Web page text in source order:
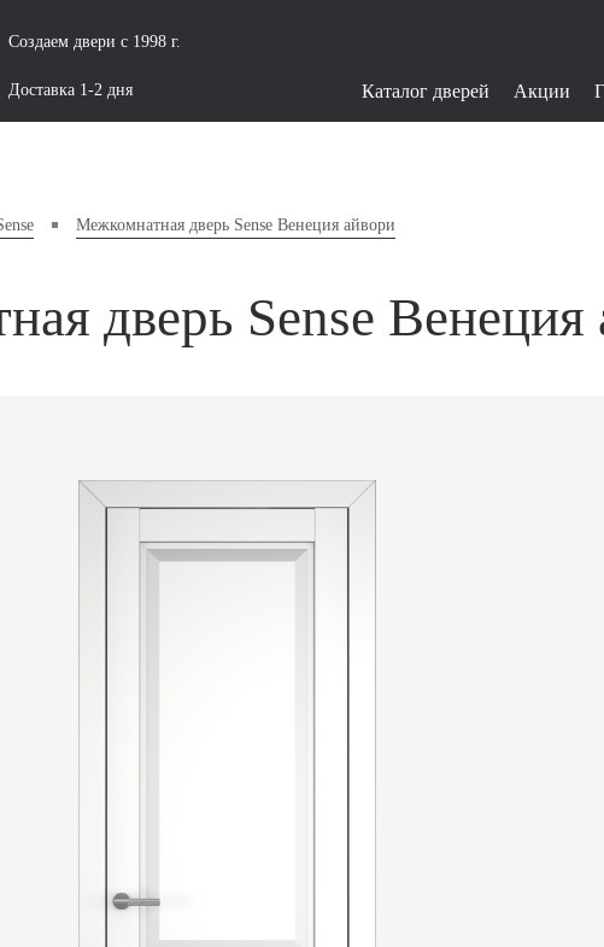
Создаем двери с 1998 г.
Доставка 1-2 дня Каталог дверей Акции
Межкомнатная дверь Sense Венеция айвори
дверь Sense Венеция